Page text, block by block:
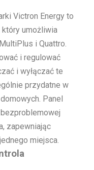
Victron Energy to
który umożliwia
i Quattro.
i regulować
i wyłączać te
przydatne w
Panel
zapewniając
miejsca.